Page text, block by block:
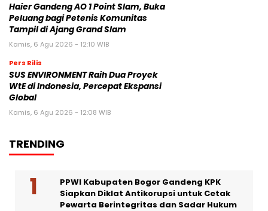
Haier Gandeng AO 1 Point Slam, Buka
Peluang bagi Petenis Komunitas
Tampil di Ajang Grand Slam
Kamis, 6 Agu 2026 - 12:10 WIB
Pers Rilis
SUS ENVIRONMENT Raih Dua Proyek
WtE di Indonesia, Percepat Ekspansi
Global
Kamis, 6 Agu 2026 - 12:08 WIB
TRENDING
PPWI Kabupaten Bogor Gandeng KPK
Siapkan Diklat Antikorupsi untuk Cetak
Pewarta Berintegritas dan Sadar Hukum